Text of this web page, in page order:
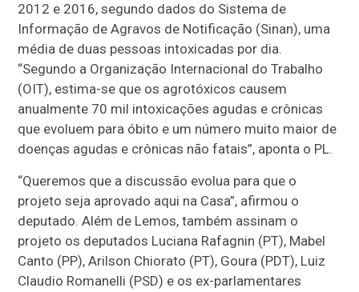
2012 e 2016, segundo dados do Sistema de
Informação de Agravos de Notificação (Sinan), uma
média de duas pessoas intoxicadas por dia.
“Segundo a Organização Internacional do Trabalho
(OIT), estima-se que os agrotóxicos causem
anualmente 70 mil intoxicações agudas e crônicas
que evoluem para óbito e um número muito maior de
doenças agudas e crônicas não fatais”, aponta o PL.
“Queremos que a discussão evolua para que o
projeto seja aprovado aqui na Casa”, afirmou o
deputado. Além de Lemos, também assinam o
projeto os deputados Luciana Rafagnin (PT), Mabel
Canto (PP), Arilson Chiorato (PT), Goura (PDT), Luiz
Claudio Romanelli (PSD) e os ex-parlamentares